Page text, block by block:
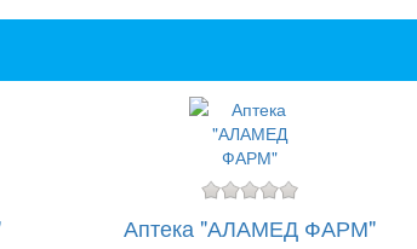
Аптека "АЛАМЕД ФАРМ"